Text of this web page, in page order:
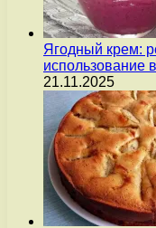
Ягодный крем:
использование
21.11.2025